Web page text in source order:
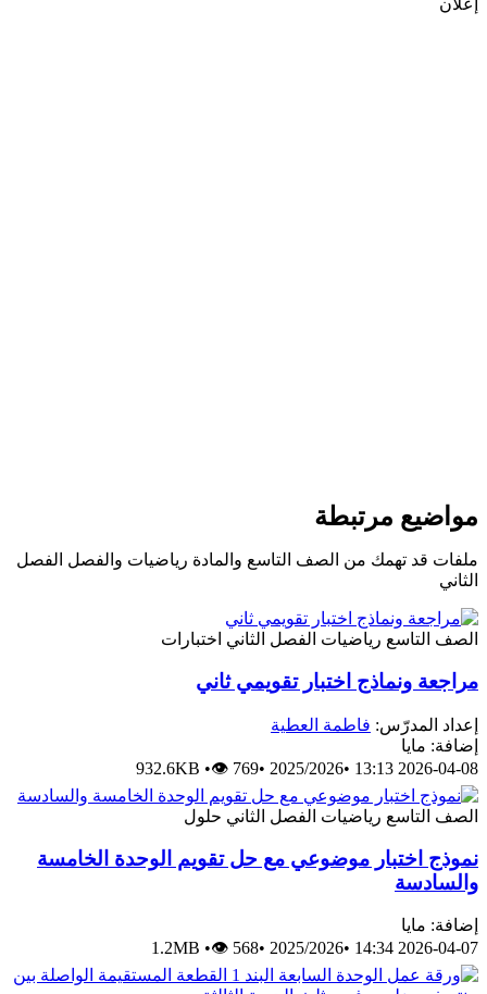
إعلان
مواضيع مرتبطة
ملفات قد تهمك من الصف التاسع والمادة رياضيات والفصل الفصل
الثاني
الصف التاسع رياضيات الفصل الثاني اختبارات
مراجعة ونماذج اختبار تقويمي ثاني
إعداد المدرّس: فاطمة العطية
إضافة: مايا
2026-04-08 13:13
•
2025/2026
•
932.6KB •👁 769
الصف التاسع رياضيات الفصل الثاني حلول
نموذج اختبار موضوعي مع حل تقويم الوحدة الخامسة
والسادسة
إضافة: مايا
2026-04-07 14:34
•
2025/2026
•
1.2MB •👁 568